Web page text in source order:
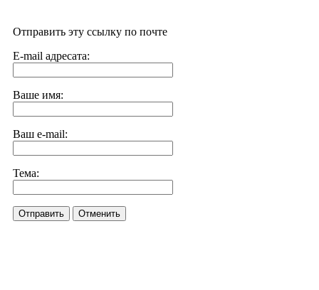
Отправить эту ссылку по почте
E-mail адресата:
Ваше имя:
Ваш e-mail:
Тема:
Отправить Отменить